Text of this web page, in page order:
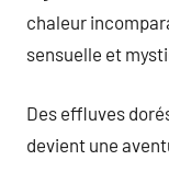
chaleur
sensuelle et
Des effluves
devient une